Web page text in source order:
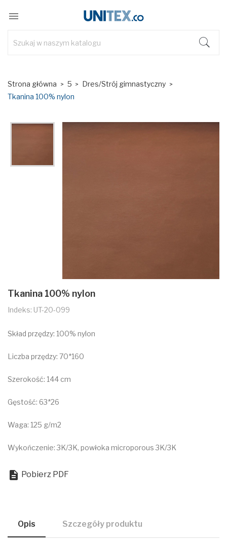

Strona główna 5
Dres/Strój gimnastyczny
Tkanina 100% nylon
Tkanina 100% nylon
Indeks: UT-20-099
Skład przędzy: 100% nylon
Liczba przędzy: 70*160
Szerokość: 144 cm
Gęstość: 63*26
Waga: 125 g/m2
Wykończenie: 3K/3K, powłoka microporous 3K/3K
 Pobierz PDF
Opis Szczegóły produktu